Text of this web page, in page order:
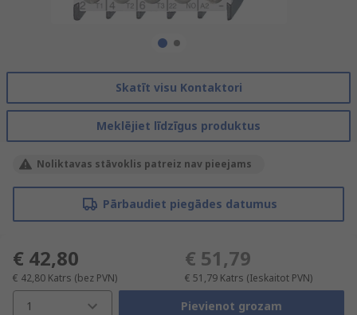
Skatīt visu Kontaktori
Meklējiet līdzīgus produktus
Noliktavas stāvoklis patreiz nav pieejams
Pārbaudiet piegādes datumus
€ 42,80
€ 42,80 Katrs (bez PVN)
€ 51,79
€ 51,79 Katrs (Ieskaitot PVN)
1 Pievienot grozam